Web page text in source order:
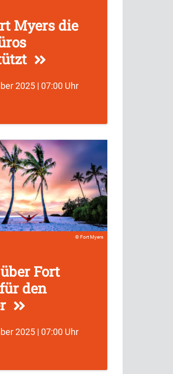
Myers die
2025 | 07:00 Uhr
Fort Myers
Fort
den
2025 | 07:00 Uhr